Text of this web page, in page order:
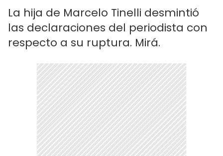
La hija de Marcelo Tinelli desmintió
las declaraciones del periodista con
respecto a su ruptura. Mirá.